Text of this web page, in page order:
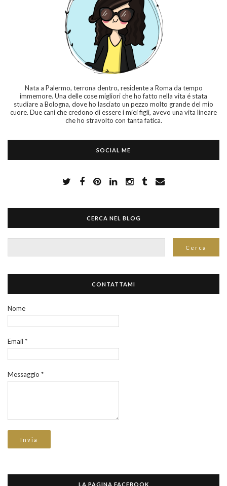
Nata a Palermo, terrona dentro, residente a Roma da tempo
immemore. Una delle cose migliori che ho fatto nella vita é stata
studiare a Bologna, dove ho lasciato un pezzo molto grande del mio
cuore. Due cani che credono di essere i miei figli, avevo una vita lineare
che ho stravolto con tanta fatica.
SOCIAL ME
CERCA NEL BLOG
CONTATTAMI
Nome
Email *
Messaggio *
LA PAGINA FACEBOOK